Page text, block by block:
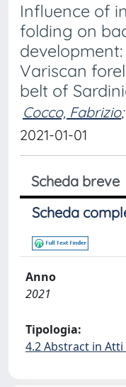
Influence of
folding on
Variscan
belt of
Cocco, Fabrizio;
2021-01-01
Scheda breve
Scheda
Anno
2021
Tipologia:
4.2 Abstract in